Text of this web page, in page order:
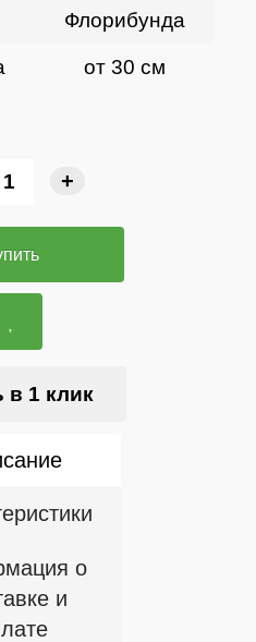
Флорибунда
от 30 см
+
в 1 клик
о
и